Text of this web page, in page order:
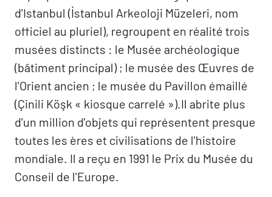
d'Istanbul (İstanbul Arkeoloji Müzeleri, nom
officiel au pluriel), regroupent en réalité trois
musées distincts : le Musée archéologique
(bâtiment principal) ; le musée des Œuvres de
l'Orient ancien ; le musée du Pavillon émaillé
(Çinili Köşk « kiosque carrelé »).Il abrite plus
d'un million d'objets qui représentent presque
toutes les ères et civilisations de l'histoire
mondiale. Il a reçu en 1991 le Prix du Musée du
Conseil de l'Europe.